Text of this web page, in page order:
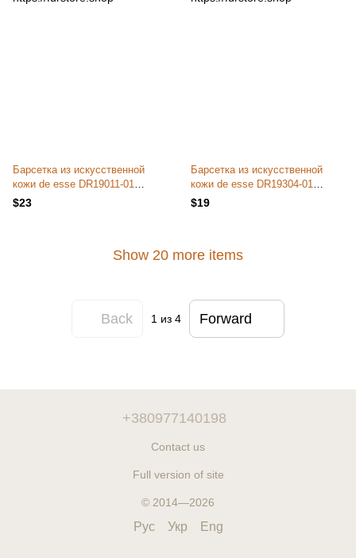
Барсетка из искусственной
кожи de esse DR19011-01
Черная
$23
Барсетка из искусственной
кожи de esse DR19304-01
Черная
$19
Show 20 more items
Back 1 из 4 Forward
+380977140198
Contact us
Full version of site
© 2014—2026
Рус Укр Eng